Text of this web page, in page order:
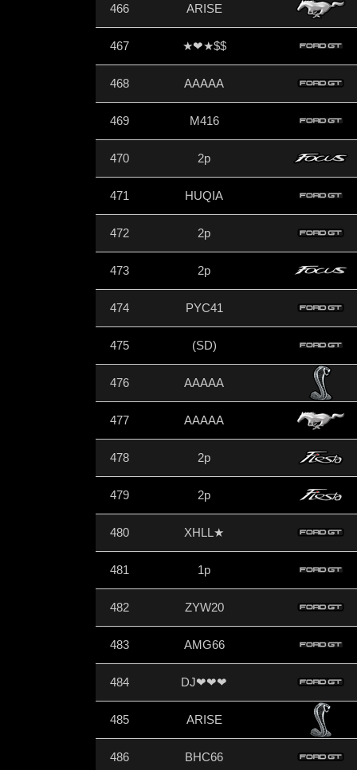
466 ARISE
467 ★❤★$$
468 AAAAA
469 M416
470 2p
471 HUQIA
472 2p
473 2p
474 PYC41
475 (SD)
476 AAAAA
477 AAAAA
478 2p
479 2p
480 XHLL★
481 1p
482 ZYW20
483 AMG66
484 DJ❤❤❤
485 ARISE
486 BHC66